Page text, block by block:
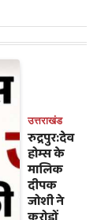
उत्तराखंड
रुद्रपुर:देव
होम्स के
मालिक
दीपक
जोशी ने